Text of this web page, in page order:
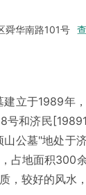
舜华南路101号
立于1989年
号和济民
公墓"地处于
占地面积300
，较好的风水